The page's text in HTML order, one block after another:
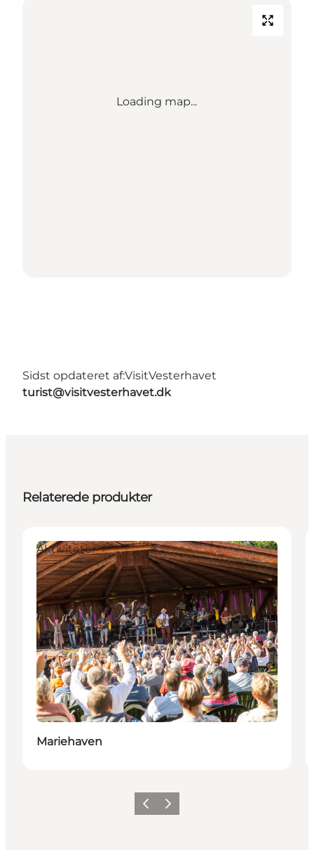
Loading map...
Sidst opdateret af:VisitVesterhavet
turist@visitvesterhavet.dk
Relaterede produkter
Aktiviteter
Mariehaven
ForrigeNæste